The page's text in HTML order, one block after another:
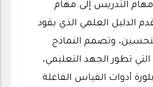
التدريس إلى مهام
الدليل العلمي الذي يقود
وتصمم النماذج
التي تطور الجهد التعليمي،
أدوات القياس الفاعلة